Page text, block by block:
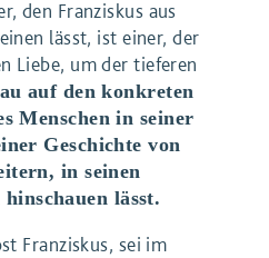
den Franziskus aus
lässt, ist einer, der
Liebe, um der tieferen
auf den konkreten
Menschen in seiner
Geschichte von
in seinen
lässt.
Franziskus, sei im